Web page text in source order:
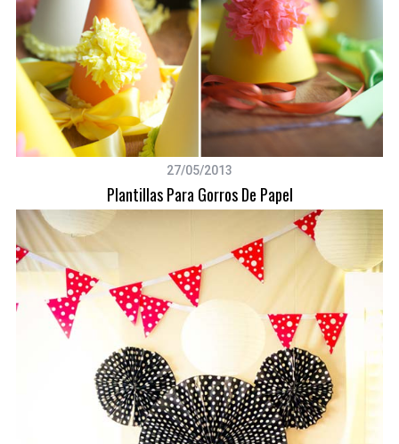
27/05/2013
Plantillas Para Gorros De Papel
r
: